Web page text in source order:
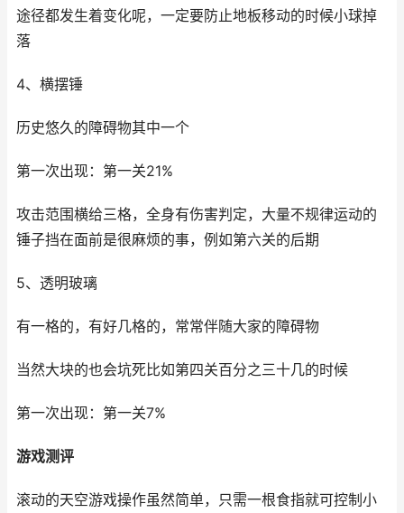
途径都发生着变化呢，一定要防止地板移动的时候小球掉
落
4、横摆锤
历史悠久的障碍物其中一个
第一次出现：第一关21%
攻击范围横给三格，全身有伤害判定，大量不规律运动的
锤子挡在面前是很麻烦的事，例如第六关的后期
5、透明玻璃
有一格的，有好几格的，常常伴随大家的障碍物
当然大块的也会坑死比如第四关百分之三十几的时候
第一次出现：第一关7%
游戏测评
滚动的天空游戏操作虽然简单，只需一根食指就可控制小